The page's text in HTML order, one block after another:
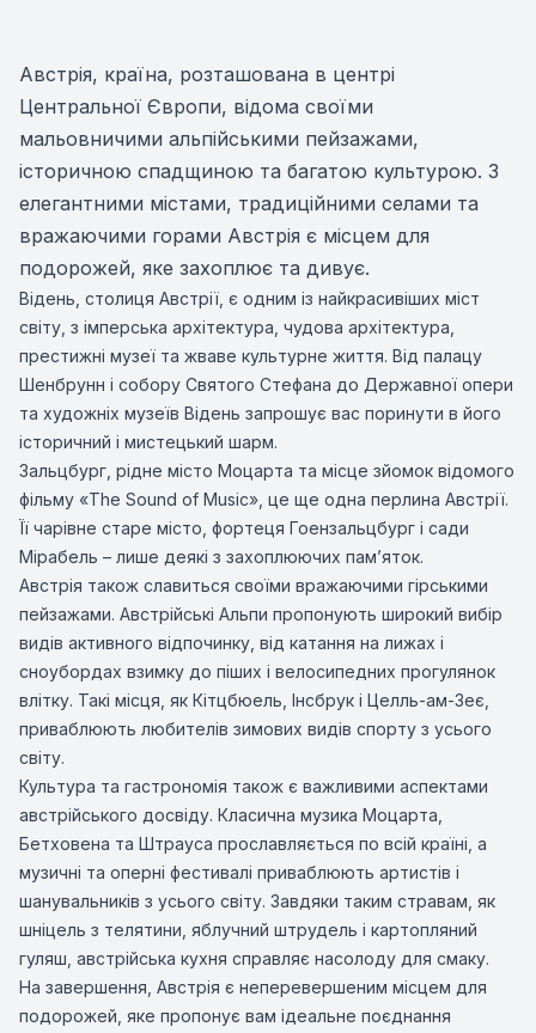
Австрія, країна, розташована в центрі
Центральної Європи, відома своїми
мальовничими альпійськими пейзажами,
історичною спадщиною та багатою культурою. З
елегантними містами, традиційними селами та
вражаючими горами Австрія є місцем для
подорожей, яке захоплює та дивує.
Відень, столиця Австрії, є одним із найкрасивіших міст
світу, з імперська архітектура, чудова архітектура,
престижні музеї та жваве культурне життя. Від палацу
Шенбрунн і собору Святого Стефана до Державної опери
та художніх музеїв Відень запрошує вас поринути в його
історичний і мистецький шарм.
Зальцбург, рідне місто Моцарта та місце зйомок відомого
фільму «The Sound of Music», це ще одна перлина Австрії.
Її чарівне старе місто, фортеця Гоензальцбург і сади
Мірабель – лише деякі з захоплюючих пам’яток.
Австрія також славиться своїми вражаючими гірськими
пейзажами. Австрійські Альпи пропонують широкий вибір
видів активного відпочинку, від катання на лижах і
сноубордах взимку до піших і велосипедних прогулянок
влітку. Такі місця, як Кітцбюель, Інсбрук і Целль-ам-Зеє,
приваблюють любителів зимових видів спорту з усього
світу.
Культура та гастрономія також є важливими аспектами
австрійського досвіду. Класична музика Моцарта,
Бетховена та Штрауса прославляється по всій країні, а
музичні та оперні фестивалі приваблюють артистів і
шанувальників з усього світу. Завдяки таким стравам, як
шніцель з телятини, яблучний штрудель і картопляний
гуляш, австрійська кухня справляє насолоду для смаку.
На завершення, Австрія є неперевершеним місцем для
подорожей, яке пропонує вам ідеальне поєднання